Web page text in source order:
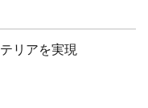
リアを実現